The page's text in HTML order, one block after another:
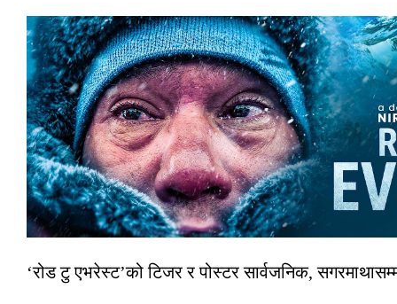
‘रोड टु एभरेस्ट’को टिजर र पोस्टर सार्वजनिक,